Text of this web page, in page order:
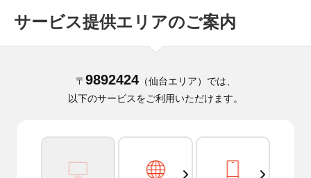
サービス提供エリアのご案内
〒 9892424（仙台エリア）では、
以下のサービスをご利用いただけます。